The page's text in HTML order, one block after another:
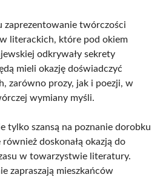
zaprezentowanie twórczości
literackich, które pod okiem
odkrywały sekrety
mieli okazję doświadczyć
zarówno prozy, jak i poezji, w
wymiany myśli.
tylko szansą na poznanie dorobku
doskonałą okazją do
w towarzystwie literatury.
zapraszają mieszkańców